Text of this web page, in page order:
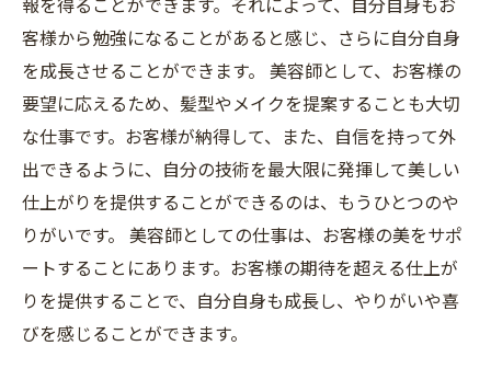
客様から勉強になることがあると感じ、さらに自分自身
を成長させることができます。 美容師として、お客様の
要望に応えるため、髪型やメイクを提案することも大切
な仕事です。お客様が納得して、また、自信を持って外
出できるように、自分の技術を最大限に発揮して美しい
仕上がりを提供することができるのは、もうひとつのや
りがいです。 美容師としての仕事は、お客様の美をサポ
ートすることにあります。お客様の期待を超える仕上が
りを提供することで、自分自身も成長し、やりがいや喜
びを感じることができます。